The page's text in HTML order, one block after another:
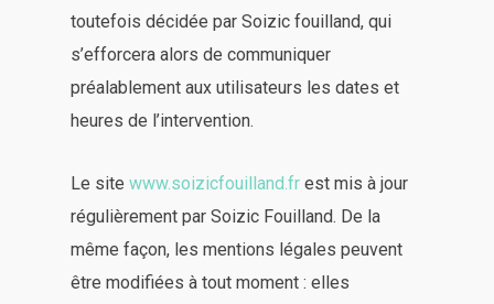
toutefois décidée par Soizic fouilland, qui
s’efforcera alors de communiquer
préalablement aux utilisateurs les dates et
heures de l’intervention.
Le site www.soizicfouilland.fr est mis à jour
régulièrement par Soizic Fouilland. De la
même façon, les mentions légales peuvent
être modifiées à tout moment : elles